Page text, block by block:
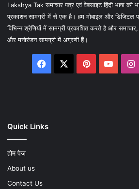
Lakshya Tak समाचार पत्र एवं वेबसाइट हिंदी भाषा की
प्रकाशन सामग्री में से एक है। हम मोबाइल और डिजिटल
विभिन्न श्रेणियों में सामग्री प्रकाशित करते है और समाचार,
और मनोरंजन सामग्री में अग्रणी हैं।
Facebook Pinterest
Quick Links
होम पेज
About us
Contact Us